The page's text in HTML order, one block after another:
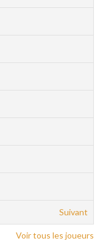
Suivant
Voir tous les joueurs